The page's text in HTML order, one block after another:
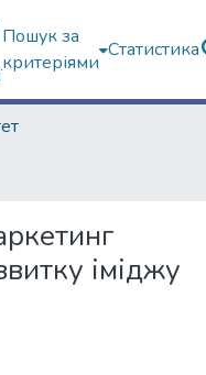
Пошук за
критеріями
Статистика
іміджу